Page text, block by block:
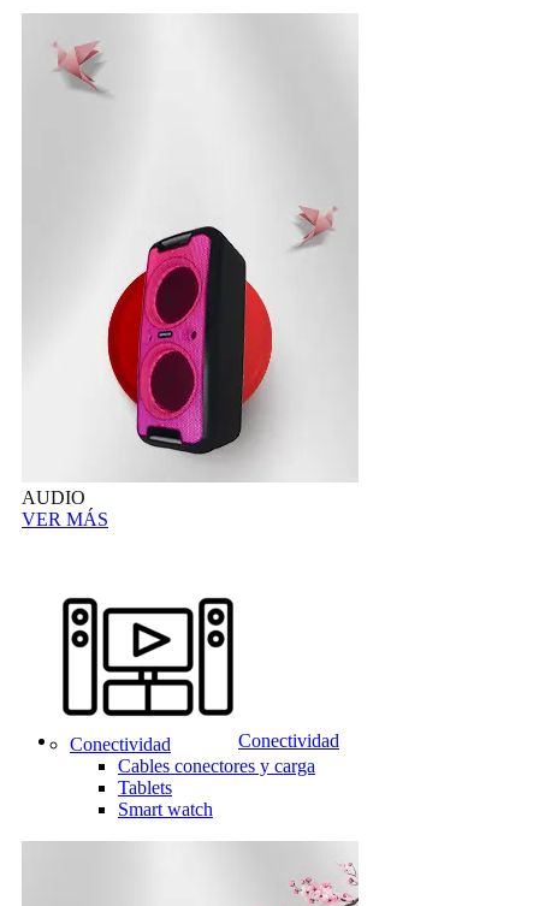
AUDIO
VER MÁS
Conectividad
Conectividad
Cables conectores y carga
Tablets
Smart watch